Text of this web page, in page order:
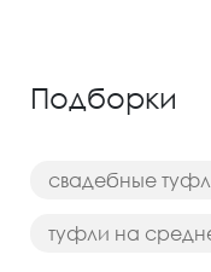
Подборки
свадебные
туфли на